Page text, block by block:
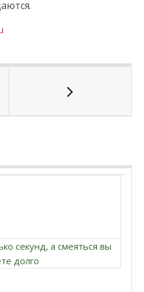
секунд, а смеяться вы
долго